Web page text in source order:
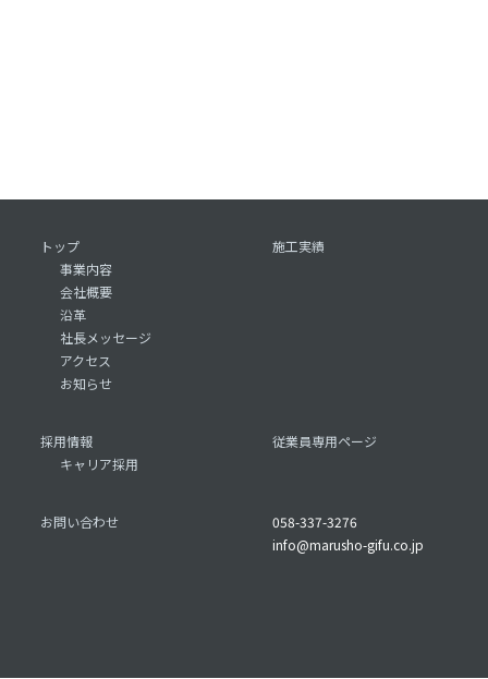
トップ
事業内容
会社概要
沿革
社長メッセージ
アクセス
お知らせ
施工実績
採用情報
キャリア採用
従業員専用ページ
お問い合わせ
058-337-3276
info@marusho-gifu.co.jp